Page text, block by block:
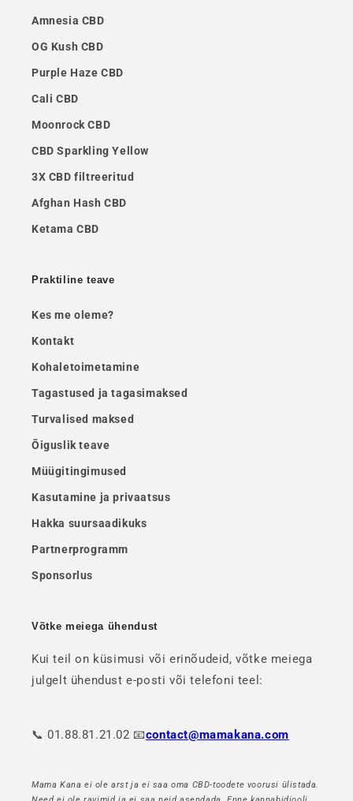
Amnesia CBD
OG Kush CBD
Purple Haze CBD
Cali CBD
Moonrock CBD
CBD Sparkling Yellow
3X CBD filtreeritud
Afghan Hash CBD
Ketama CBD
Praktiline teave
Kes me oleme?
Kontakt
Kohaletoimetamine
Tagastused ja tagasimaksed
Turvalised maksed
Õiguslik teave
Müügitingimused
Kasutamine ja privaatsus
Hakka suursaadikuks
Partnerprogramm
Sponsorlus
Võtke meiega ühendust
Kui teil on küsimusi või erinõudeid, võtke meiega
julgelt ühendust e-posti või telefoni teel:
📞 01.88.81.21.02 📧contact@mamakana.com
Mama Kana ei ole arst ja ei saa oma CBD-toodete voorusi ülistada.